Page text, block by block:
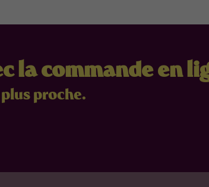
la commande en
proche.